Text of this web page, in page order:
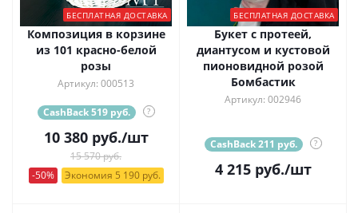
БЕСПЛАТНАЯ ДОСТАВКА
Композиция в корзине
из 101 красно-белой
розы
Артикул: 000513
CashBack 519 руб. ?
10 380руб./шт
15 570 руб.
-50%
Экономия 5 190 руб.
БЕСПЛАТНАЯ ДОСТАВКА
Букет с протеей,
диантусом и кустовой
пионовидной розой
Бомбастик
Артикул: 002946
CashBack 211 руб. ?
4 215руб./шт